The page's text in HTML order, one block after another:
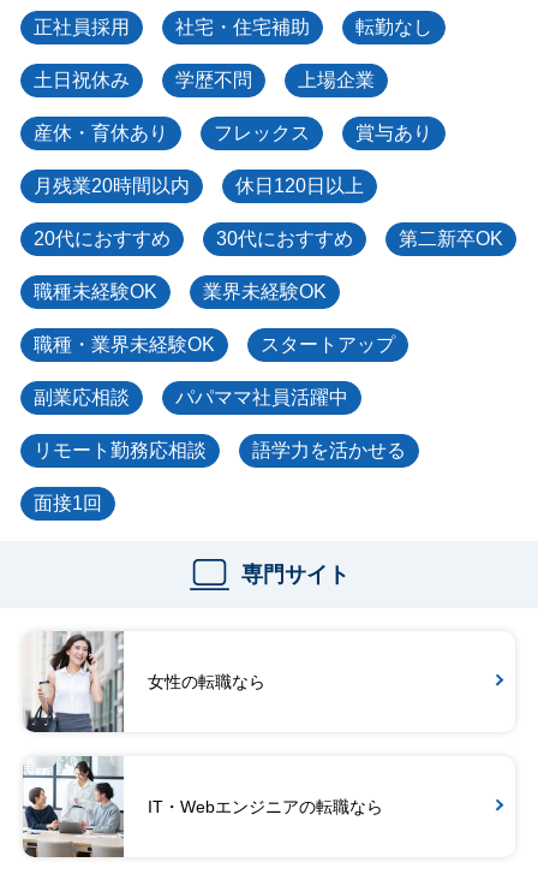
正社員採用 社宅・住宅補助 転勤なし
土日祝休み 学歴不問 上場企業
産休・育休あり フレックス 賞与あり
月残業20時間以内 休日120日以上
20代におすすめ 30代におすすめ 第二新卒OK
職種未経験OK 業界未経験OK
職種・業界未経験OK スタートアップ
副業応相談 パパママ社員活躍中
リモート勤務応相談 語学力を活かせる
面接1回
専門サイト
女性の転職なら
IT・Webエンジニアの転職なら